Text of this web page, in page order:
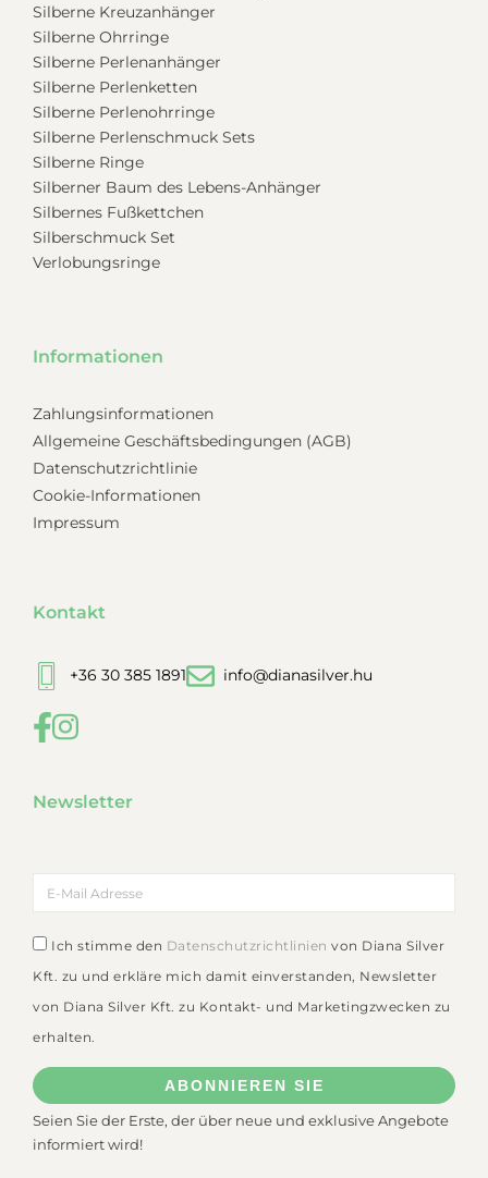
Silberne Kreuzanhänger
Silberne Ohrringe
Silberne Perlenanhänger
Silberne Perlenketten
Silberne Perlenohrringe
Silberne Perlenschmuck Sets
Silberne Ringe
Silberner Baum des Lebens-Anhänger
Silbernes Fußkettchen
Silberschmuck Set
Verlobungsringe
Informationen
Zahlungsinformationen
Allgemeine Geschäftsbedingungen (AGB)
Datenschutzrichtlinie
Cookie-Informationen
Impressum
Kontakt
+36 30 385 1891 info@dianasilver.hu
Newsletter
Ich stimme den Datenschutzrichtlinien von Diana Silver
Kft. zu und erkläre mich damit einverstanden, Newsletter
von Diana Silver Kft. zu Kontakt- und Marketingzwecken zu
erhalten.
ABONNIEREN SIE
Seien Sie der Erste, der über neue und exklusive Angebote
informiert wird!